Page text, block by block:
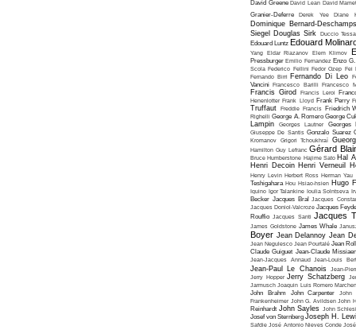
David Greene David Lean David
Granier-Deferre
Derek Yee Diane
Dominique Bernard-
Siegel
Douglas Sirk Duccio
Edouard Luntz Edouard
Yang Eldar Riazanov Elem Klimov
Pressburger Emilio Fernandez Enzo
Scola Federico Fellini Fedor Ozep Fei
Fernando Birri Fernando Di Leo
Vancini Francesco Barilli Francesco
Francis Girod Francis Leroi
Henenlotter Frank Lloyd Frank Perry
Truffaut Freddie Francis Friedrich
Righelli George A. Romero George
Lampin Georges Lautner
Georges
Giuseppe De Santis Gonzalo Suarez
Kromanov Grigori Tchoukhraï
Hamilton Guy Lefranc Gérard
Bruce Humberstone Hajime Sato Hal
Henri Decoin Henri Verneuil
Henry Levin Herbert Ross Herman Yau
Teshigahara Hou Hsiao-hsien Hugo
Iquino Igor Talankine Ioulia Solntseva
Becker Jacques Bral Jacques
Jacques Doniol-Valcroze Jacques
Rouffio Jacques Santi Jacques
James Goldstone James Whale
Boyer Jean Delannoy Jean
Jean Negulesco Jean Pourtalé Jean
Claude Guiguet Jean-Claude
Jean-Jacques Annaud Jean-Louis
Jean-Paul Le Chanois
Jean-
Jerry Hopper Jerry Schatzberg
Jarmusch Joaquin Luis Romero
John Brahm
John Carpenter
John
Frankenheimer John G. Avildsen John
Reinhardt John Sayles John
Josef von Sternberg Joseph H.
Safdie José Antonio Nieves Conde